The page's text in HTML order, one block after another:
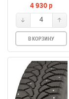
4 930p
4
В КОРЗИНУ